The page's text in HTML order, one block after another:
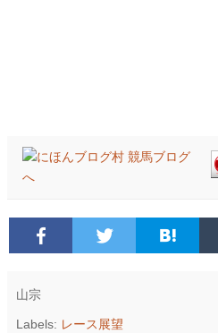
山宗
Labels: レース展望